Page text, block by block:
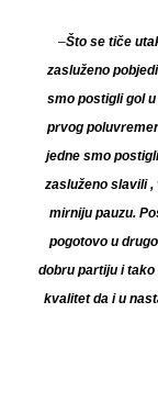
–Što se tiče
zasluženo
smo postigli gol
prvog
jedne smo
zasluženo slavili ,
mirniju pauzu.
pogotovo u
dobru partiju i
kvalitet da i u